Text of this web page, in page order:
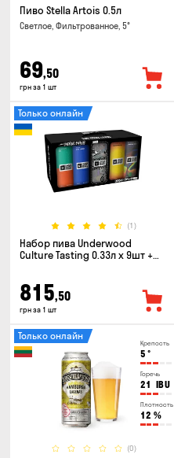
Пиво Stella Artois 0.5л
Светлое, Фильтрованное, 5°
69,50
грн за 1 шт
(1)
Только онлайн
Набор пива Underwood
Culture Tasting 0.33л x 9шт +
815,50
грн за 1 шт
Крепость
5 °
Горечь
21 IBU
Плотность
12 %
(0)
Только онлайн